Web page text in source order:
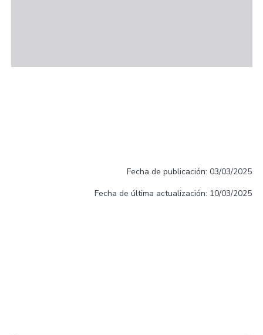
Fecha de publicación: 03/03/2025
Fecha de última actualización: 10/03/2025